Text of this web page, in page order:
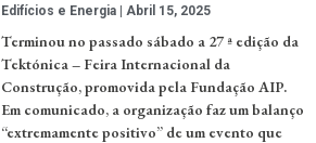
Edifícios e Energia Abril 15, 2025
Terminou no passado sábado a 27 ª edição da
Tektónica – Feira Internacional da
Construção, promovida pela Fundação AIP.
Em comunicado, a organização faz um balanço
“extremamente positivo” de um evento que